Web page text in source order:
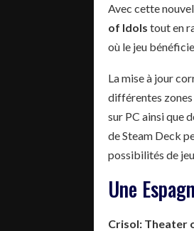
Avec cette
of Idols tout en
où le jeu
La mise à jour
différentes zones
sur PC ainsi que
de Steam Deck
possibilités de
Une
Crisol: Theater